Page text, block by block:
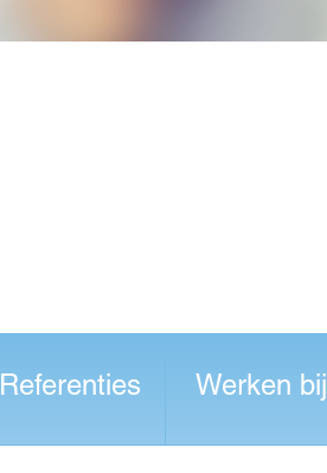
Referenties Werken bij